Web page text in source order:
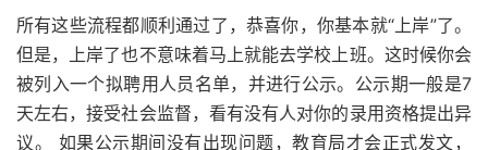
所有这些流程都顺利通过了，恭喜你，你基本就“上岸”了。
但是，上岸了也不意味着马上就能去学校上班。这时候你会
被列入一个拟聘用人员名单，并进行公示。公示期一般是7
天左右，接受社会监督，看有没有人对你的录用资格提出异
议。 如果公示期间没有出现问题，教育局才会正式发文，